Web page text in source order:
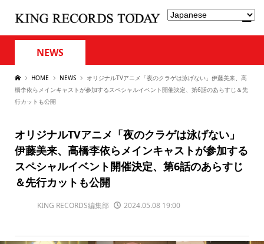
NEWS
HOME NEWS
オリジナルTVアニメ「夜のクラゲは泳げない」伊藤美来、高
橋李依らメインキャストが参加するスペシャルイベント開催決定、第6話のあらすじ＆先
行カットも公開
オリジナルTVアニメ「夜のクラゲは泳げない」
伊藤美来、高橋李依らメインキャストが参加する
スペシャルイベント開催決定、第6話のあらすじ
＆先行カットも公開
KING RECORDS編集部 2024.05.08 19:00